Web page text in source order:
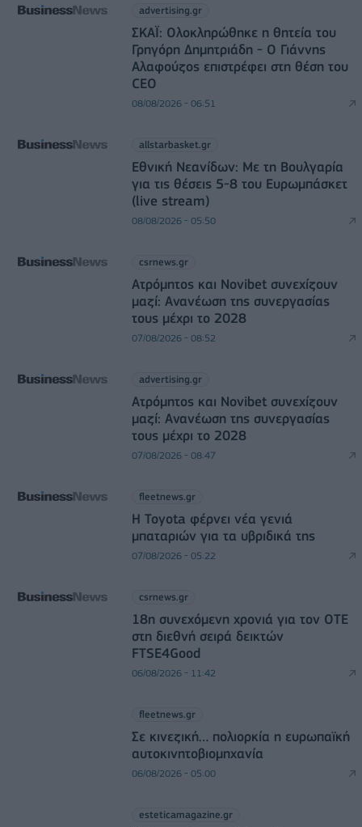
advertising.gr
ΣΚΑΪ: Ολοκληρώθηκε η θητεία του
Γρηγόρη Δημητριάδη - Ο Γιάννης
Αλαφούζος επιστρέφει στη θέση του
CEO
08/08/2026 - 06:51
allstarbasket.gr
Εθνική Νεανίδων: Με τη Βουλγαρία
για τις θέσεις 5-8 του Ευρωμπάσκετ
(live stream)
08/08/2026 - 05:50
csrnews.gr
Ατρόμητος και Novibet συνεχίζουν
μαζί: Ανανέωση της συνεργασίας
τους μέχρι το 2028
07/08/2026 - 08:52
advertising.gr
Ατρόμητος και Novibet συνεχίζουν
μαζί: Ανανέωση της συνεργασίας
τους μέχρι το 2028
07/08/2026 - 08:47
fleetnews.gr
Η Toyota φέρνει νέα γενιά
μπαταριών για τα υβριδικά της
07/08/2026 - 05:22
csrnews.gr
18η συνεχόμενη χρονιά για τον ΟΤΕ
στη διεθνή σειρά δεικτών
FTSE4Good
06/08/2026 - 11:42
fleetnews.gr
Σε κινεζική… πολιορκία η ευρωπαϊκή
αυτοκινητοβιομηχανία
06/08/2026 - 05:00
esteticamagazine.gr